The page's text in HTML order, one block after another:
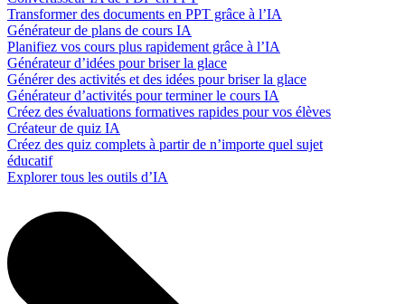
Transformer des documents en PPT grâce à l’IA
Générateur de plans de cours IA
Planifiez vos cours plus rapidement grâce à l’IA
Générateur d’idées pour briser la glace
Générer des activités et des idées pour briser la glace
Générateur d’activités pour terminer le cours IA
Créez des évaluations formatives rapides pour vos élèves
Créateur de quiz IA
Créez des quiz complets à partir de n’importe quel sujet
éducatif
Explorer tous les outils d’IA